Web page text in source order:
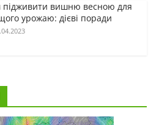
вишню весною для
урожаю: дієві поради